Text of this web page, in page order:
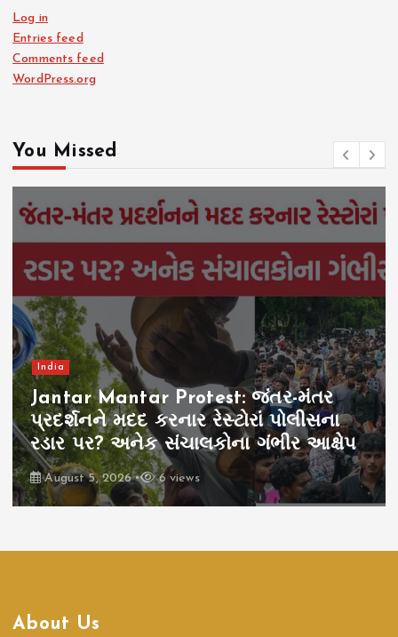
Log in
Entries feed
Comments feed
WordPress.org
You Missed
India
Jantar Mantar Protest: જંતર-મંતર
પ્રદર્શનને મદદ કરનાર રેસ્ટોરાં પોલીસના
રડાર પર? અનેક સંચાલકોના ગંભીર આક્ષેપ
August 5, 2026 6 views
About Us